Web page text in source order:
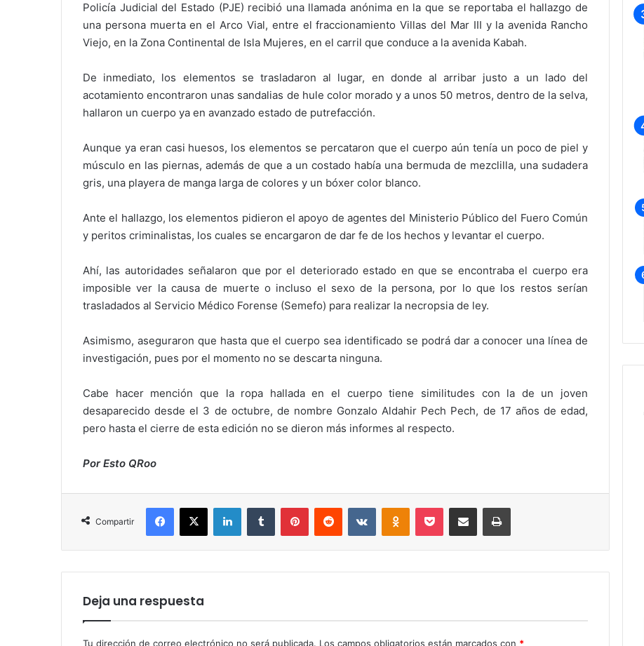
Policía Judicial del Estado (PJE) recibió una llamada anónima en la que se reportaba el hallazgo de
una persona muerta en el Arco Vial, entre el fraccionamiento Villas del Mar III y la avenida Rancho
Viejo, en la Zona Continental de Isla Mujeres, en el carril que conduce a la avenida Kabah.
De inmediato, los elementos se trasladaron al lugar, en donde al arribar justo a un lado del
acotamiento encontraron unas sandalias de hule color morado y a unos 50 metros, dentro de la selva,
hallaron un cuerpo ya en avanzado estado de putrefacción.
Aunque ya eran casi huesos, los elementos se percataron que el cuerpo aún tenía un poco de piel y
músculo en las piernas, además de que a un costado había una bermuda de mezclilla, una sudadera
gris, una playera de manga larga de colores y un bóxer color blanco.
Ante el hallazgo, los elementos pidieron el apoyo de agentes del Ministerio Público del Fuero Común
y peritos criminalistas, los cuales se encargaron de dar fe de los hechos y levantar el cuerpo.
Ahí, las autoridades señalaron que por el deteriorado estado en que se encontraba el cuerpo era
imposible ver la causa de muerte o incluso el sexo de la persona, por lo que los restos serían
trasladados al Servicio Médico Forense (Semefo) para realizar la necropsia de ley.
Asimismo, aseguraron que hasta que el cuerpo sea identificado se podrá dar a conocer una línea de
investigación, pues por el momento no se descarta ninguna.
Cabe hacer mención que la ropa hallada en el cuerpo tiene similitudes con la de un joven
desaparecido desde el 3 de octubre, de nombre Gonzalo Aldahir Pech Pech, de 17 años de edad,
pero hasta el cierre de esta edición no se dieron más informes al respecto.
Por Esto QRoo
Compartir
Facebook
X LinkedInTumblr PinterestReddit VKontakteOdnoklassniki
Pocket Compartir por correo electrónicoImprimir
Deja una respuesta
Tu dirección de correo electrónico no será publicada. Los campos obligatorios están marcados con *